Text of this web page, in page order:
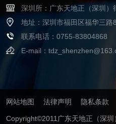
深圳所：广东天地正（深圳）
地址：深圳市福田区福华三路
联系电话：0755-83804868
E-mail：
网站地图 法律声明 隐私条款
Copyright©2011广东天地正（深圳